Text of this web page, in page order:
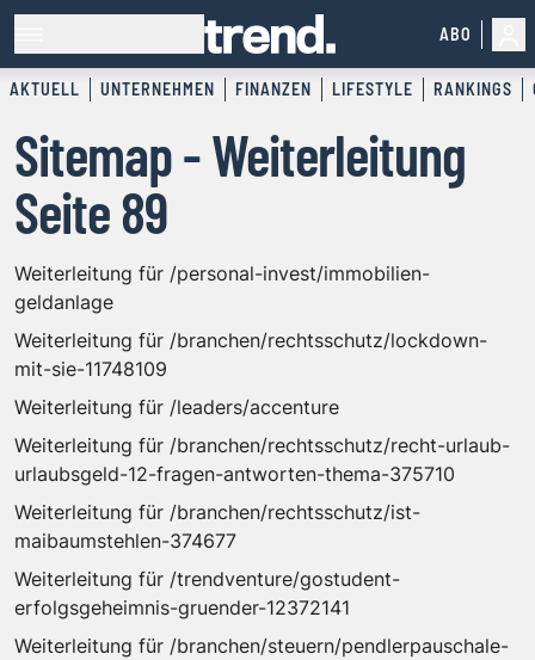
ABO
AKTUELL UNTERNEHMEN FINANZEN LIFESTYLE RANKINGS
Sitemap - Weiterleitung
Seite 89
Weiterleitung für /personal-invest/immobilien-
geldanlage
Weiterleitung für /branchen/rechtsschutz/lockdown-
mit-sie-11748109
Weiterleitung für /leaders/accenture
Weiterleitung für /branchen/rechtsschutz/recht-urlaub-
urlaubsgeld-12-fragen-antworten-thema-375710
Weiterleitung für /branchen/rechtsschutz/ist-
maibaumstehlen-374677
Weiterleitung für /trendventure/gostudent-
erfolgsgeheimnis-gruender-12372141
Weiterleitung für /branchen/steuern/pendlerpauschale-